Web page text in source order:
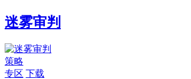
迷雾审判
策略
专区 下载